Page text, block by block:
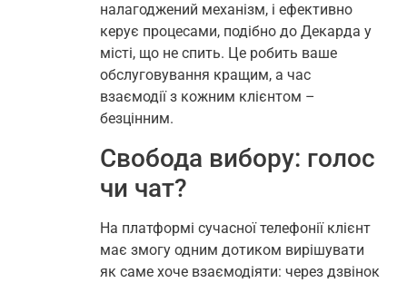
налагоджений механізм, і ефективно
керує процесами, подібно до Декарда у
місті, що не спить. Це робить ваше
обслуговування кращим, а час
взаємодії з кожним клієнтом –
безцінним.
Свобода вибору: голос
чи чат?
На платформі сучасної телефонії клієнт
має змогу одним дотиком вирішувати
як саме хоче взаємодіяти: через дзвінок